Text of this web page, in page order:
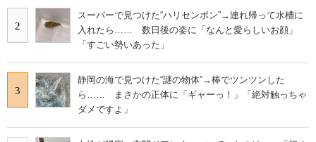
2
スーパーで見つけた“ハリセンボン”→連れ帰って水槽に
入れたら…… 数日後の姿に「なんと愛らしいお顔」
「すごい勢いあった」
3
静岡の海で見つけた“謎の物体”→棒でツンツンした
ら…… まさかの正体に「ギャーっ！」「絶対触っちゃ
ダメですよ」